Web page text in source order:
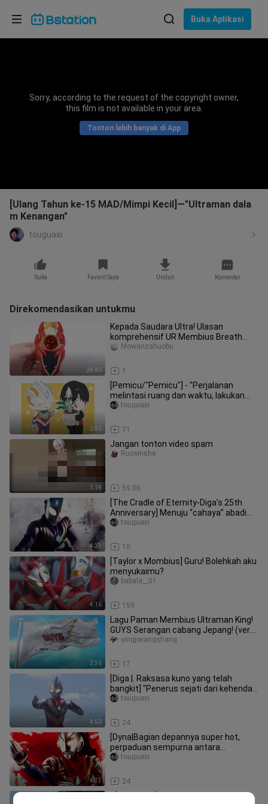
Buka Aplikasi
Sorry, according to the request of the copyright owner,
this film is not available in your area.
Tonton lebih banyak di App
[Ulang Tahun ke-15 MAD/Mimpi Kecil]—"Ultraman dala
m Kenangan"
touguaxi
Suka Favorit Saya Unduh Komentar
Direkomendasikan untukmu
24:40
Kepada Saudara Ultra! Ulasan
komprehensif UR Membius Breath
Ultra Brothers Edition! Semua bentuk
1
Mowanzahuobu
2:46
[Pemicu/"Pemicu"] - "Perjalanan
melintasi ruang dan waktu, lakukan
yang terbaik, dan saya akan menda
71
touguaxi
1:14
Jangan tonton video spam
59.0K
Ruoyinshe
4:33
[The Cradle of Eternity-Diga’s 25th
Anniversary] Menuju “cahaya” abadi
kita
10
touguaxi
4:16
[Taylor x Mombius] Guru! Bolehkah aku
menyukaimu?
159
babala__01
2:36
Lagu Paman Membius Ultraman King!
GUYS Serangan cabang Jepang! (versi
lirik)
17
yingjiwangshang
4:50
[Diga |. Raksasa kuno yang telah
bangkit] "Penerus sejati dari kehendak
cahaya"
24
touguaxi
4:33
[Dyna|Bagian depannya super hot,
perpaduan sempurna antara
"Ultraman Dyna" dan "Cradle of
24
touguaxi
Pilih bahasa
Bahasa Indonesia